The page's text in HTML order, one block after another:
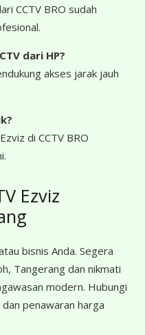
CCTV BRO sudah
dari HP?
akses jarak jauh
di CCTV BRO
Ezviz
bisnis Anda. Segera
Tangerang dan nikmati
modern. Hubungi
penawaran harga